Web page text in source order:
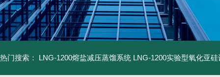
热门搜索： LNG-1200熔盐减压蒸馏系统 LNG-1200实验型氧化亚硅